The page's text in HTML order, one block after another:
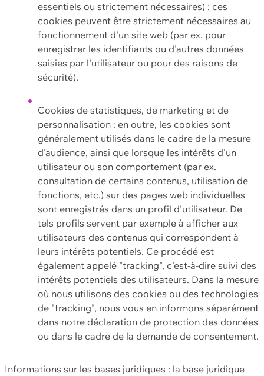
essentiels ou strictement nécessaires) : ces
cookies peuvent être strictement nécessaires au
fonctionnement d'un site web (par ex. pour
enregistrer les identifiants ou d'autres données
saisies par l'utilisateur ou pour des raisons de
sécurité).
Cookies de statistiques, de marketing et de
personnalisation : en outre, les cookies sont
généralement utilisés dans le cadre de la mesure
d'audience, ainsi que lorsque les intérêts d'un
utilisateur ou son comportement (par ex.
consultation de certains contenus, utilisation de
fonctions, etc.) sur des pages web individuelles
sont enregistrés dans un profil d'utilisateur. De
tels profils servent par exemple à afficher aux
utilisateurs des contenus qui correspondent à
leurs intérêts potentiels. Ce procédé est
également appelé "tracking", c'est-à-dire suivi des
intérêts potentiels des utilisateurs. Dans la mesure
où nous utilisons des cookies ou des technologies
de "tracking", nous vous en informons séparément
dans notre déclaration de protection des données
ou dans le cadre de la demande de consentement.
Informations sur les bases juridiques : la base juridique